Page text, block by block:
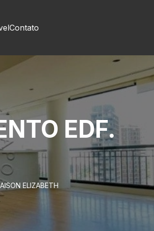
Contato
EDF.
ELIZABETH